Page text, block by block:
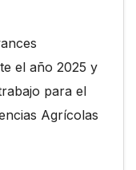
el año 2025 y
para el
Agrícolas